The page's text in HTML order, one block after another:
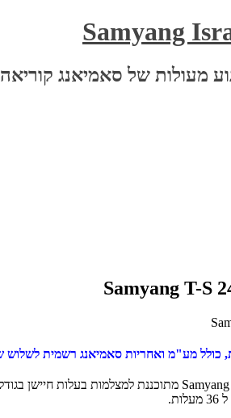
מעולות של סאמיאנג קוריאה
Samyang T-S